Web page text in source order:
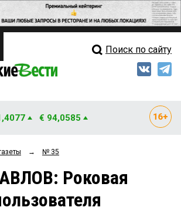
Свежий выпуск
Рейтинги
Блоги
Поиск по сайту
€ 94,0585
→ № 35
Роковая